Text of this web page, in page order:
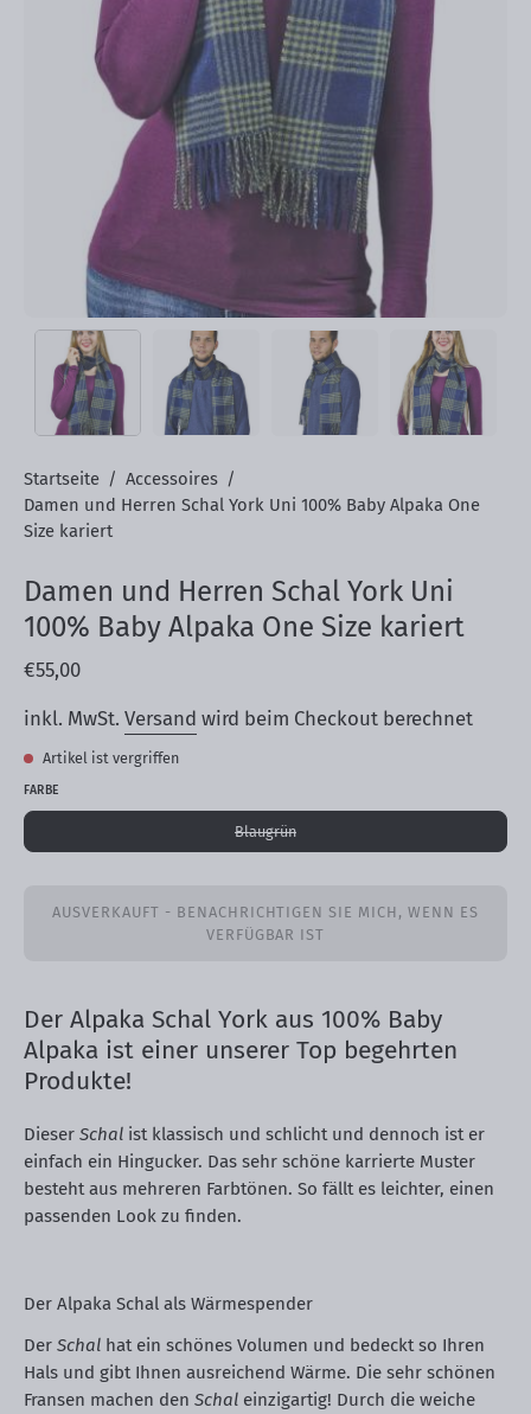
Startseite / Accessoires /
Damen und Herren Schal York Uni 100% Baby Alpaka One
Size kariert
Damen und Herren Schal York Uni
100% Baby Alpaka One Size kariert
€55,00
inkl. MwSt. Versand wird beim Checkout berechnet
Artikel ist vergriffen
FARBE
Blaugrün
AUSVERKAUFT - BENACHRICHTIGEN SIE MICH, WENN ES
VERFÜGBAR IST
Der Alpaka Schal York aus 100% Baby
Alpaka ist einer unserer Top begehrten
Produkte!
Dieser Schal ist klassisch und schlicht und dennoch ist er
einfach ein Hingucker. Das sehr schöne karrierte Muster
besteht aus mehreren Farbtönen. So fällt es leichter, einen
passenden Look zu finden.
Der Alpaka Schal als Wärmespender
Der Schal hat ein schönes Volumen und bedeckt so Ihren
Hals und gibt Ihnen ausreichend Wärme. Die sehr schönen
Fransen machen den Schal einzigartig! Durch die weiche